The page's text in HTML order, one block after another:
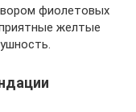
фиолетовых
желтые